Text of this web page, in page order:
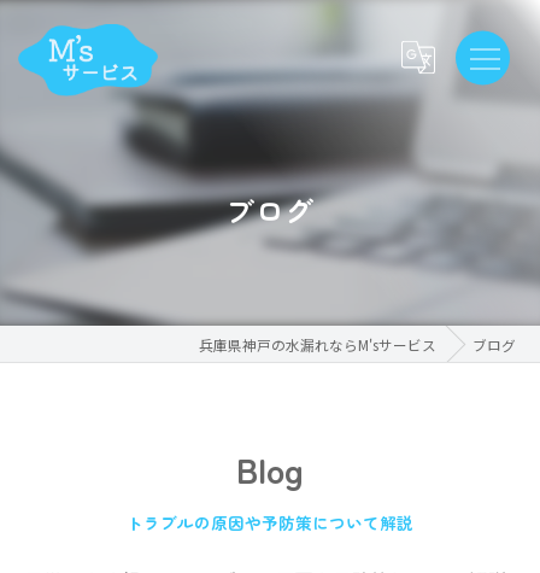
ブログ
兵庫県神戸の水漏れならM'sサービス ブログ
Blog
トラブルの原因や予防策について解説